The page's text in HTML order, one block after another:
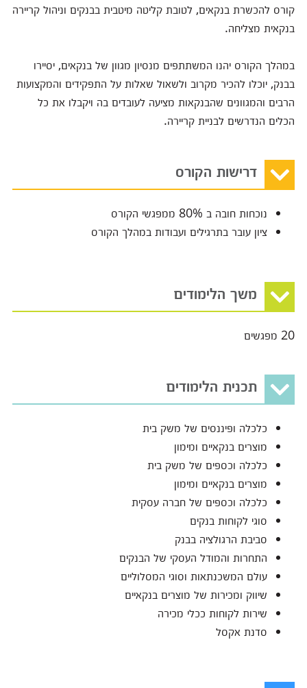
קורס להכשרת בנקאים, לטובת קליטה מיטבית בבנקים וניהול קריירה
בנקאית מצליחה.
במהלך הקורס יהנו המשתתפים מנסיון מגוון של בנקאים, יסיירו
בבנק, יוכלו להכיר מקרוב ולשאול שאלות על התפקידים והמקצועות
הרבים והמגוונים שהבנקאות מציעה לעובדים בה ויקבלו את כל
הכלים הנדרשים לבניית קריירה.
דרישות הקורס
נוכחות חובה ב 80% ממפגשי הקורס
ציון עובר בתרגילים ועבודות במהלך הקורס
משך הלימודים
20 מפגשים
תכנית הלימודים
כלכלה ופיננסים של משק בית
מוצרים בנקאיים ומימון
כלכלה וכספים של משק בית
מוצרים בנקאיים ומימון
כלכלה וכספים של חברה עסקית
סוגי לקוחות בנקים
סביבת הרגולציה בבנק
התחרות והמודל העסקי של הבנקים
עולם המשכנתאות וסוגי המסלוליים
שיווק ומכירות של מוצרים בנקאיים
שירות לקוחות ככלי מכירה
סדנת אקסל